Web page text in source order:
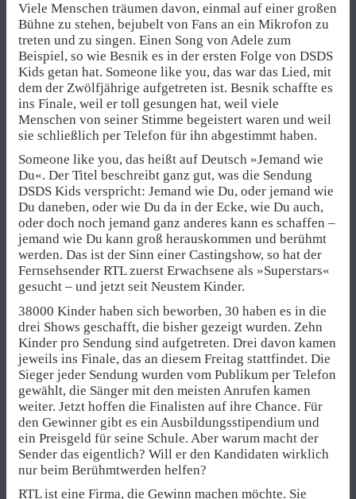
Viele Menschen träumen davon, einmal auf einer großen
Bühne zu stehen, bejubelt von Fans an ein Mikrofon zu
treten und zu singen. Einen Song von Adele zum
Beispiel, so wie Besnik es in der ersten Folge von DSDS
Kids getan hat. Someone like you, das war das Lied, mit
dem der Zwölfjährige aufgetreten ist. Besnik schaffte es
ins Finale, weil er toll gesungen hat, weil viele
Menschen von seiner Stimme begeistert waren und weil
sie schließlich per Telefon für ihn abgestimmt haben.
Someone like you, das heißt auf Deutsch »Jemand wie
Du«. Der Titel beschreibt ganz gut, was die Sendung
DSDS Kids verspricht: Jemand wie Du, oder jemand wie
Du daneben, oder wie Du da in der Ecke, wie Du auch,
oder doch noch jemand ganz anderes kann es schaffen –
jemand wie Du kann groß herauskommen und berühmt
werden. Das ist der Sinn einer Castingshow, so hat der
Fernsehsender RTL zuerst Erwachsene als »Superstars«
gesucht – und jetzt seit Neustem Kinder.
38000 Kinder haben sich beworben, 30 haben es in die
drei Shows geschafft, die bisher gezeigt wurden. Zehn
Kinder pro Sendung sind aufgetreten. Drei davon kamen
jeweils ins Finale, das an diesem Freitag stattfindet. Die
Sieger jeder Sendung wurden vom Publikum per Telefon
gewählt, die Sänger mit den meisten Anrufen kamen
weiter. Jetzt hoffen die Finalisten auf ihre Chance. Für
den Gewinner gibt es ein Ausbildungsstipendium und
ein Preisgeld für seine Schule. Aber warum macht der
Sender das eigentlich? Will er den Kandidaten wirklich
nur beim Berühmtwerden helfen?
RTL ist eine Firma, die Gewinn machen möchte. Sie